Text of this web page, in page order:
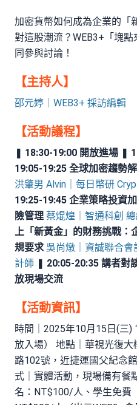
加密貨幣如何成為企業的「
對這股潮流？WEB3+「塊
同參與討論！
【主持人】
邵元婷｜WEB3+ 採訪編輯
【活動議程】
❚ 18:30-19:00 開放進場 ❚
19:05-19:25 全球加密趨勢
洪肇男 Alvin｜每日幣研
19:25-19:45 企業策略投資
險管理 蔡焜煌｜智通科創
上「新黃金」的財務挑戰：
規要求 吳尚燉｜資誠聯合
計師 ❚ 20:05-20:35 講者對
放現場交流
【活動資訊】
時間｜2025年10月15日(三)
放入場） 地點｜華視光復
路102號，近捷運國父紀念
式｜實體活動，現場備有餐
名：NT$100/人、學生免費